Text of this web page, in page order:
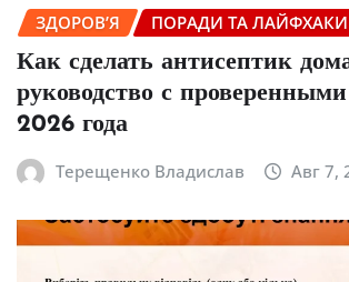
ЗДОРОВ’Я ПОРАДИ ТА ЛАЙФХАКИ
Как сделать антисептик
руководство с
2026 года
Терещенко Владислав Авг 7,